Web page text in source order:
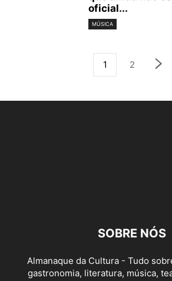
oficial...
MÚSICA
1 2
SOBRE NÓS
Almanaque da Cultura - Tudo
gastronomia, literatura, música,